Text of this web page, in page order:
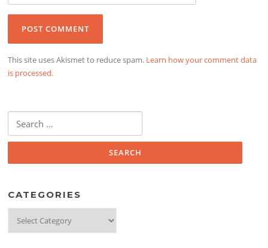
This site uses Akismet to reduce spam. Learn how your comment data
is processed.
for:
CATEGORIES